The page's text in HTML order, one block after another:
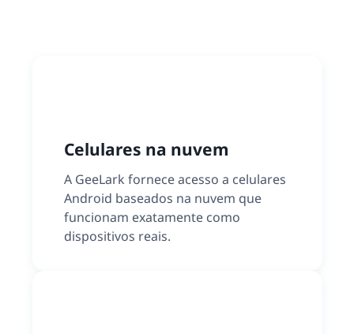
Celulares na nuvem
A GeeLark fornece acesso a celulares
Android baseados na nuvem que
funcionam exatamente como
dispositivos reais.